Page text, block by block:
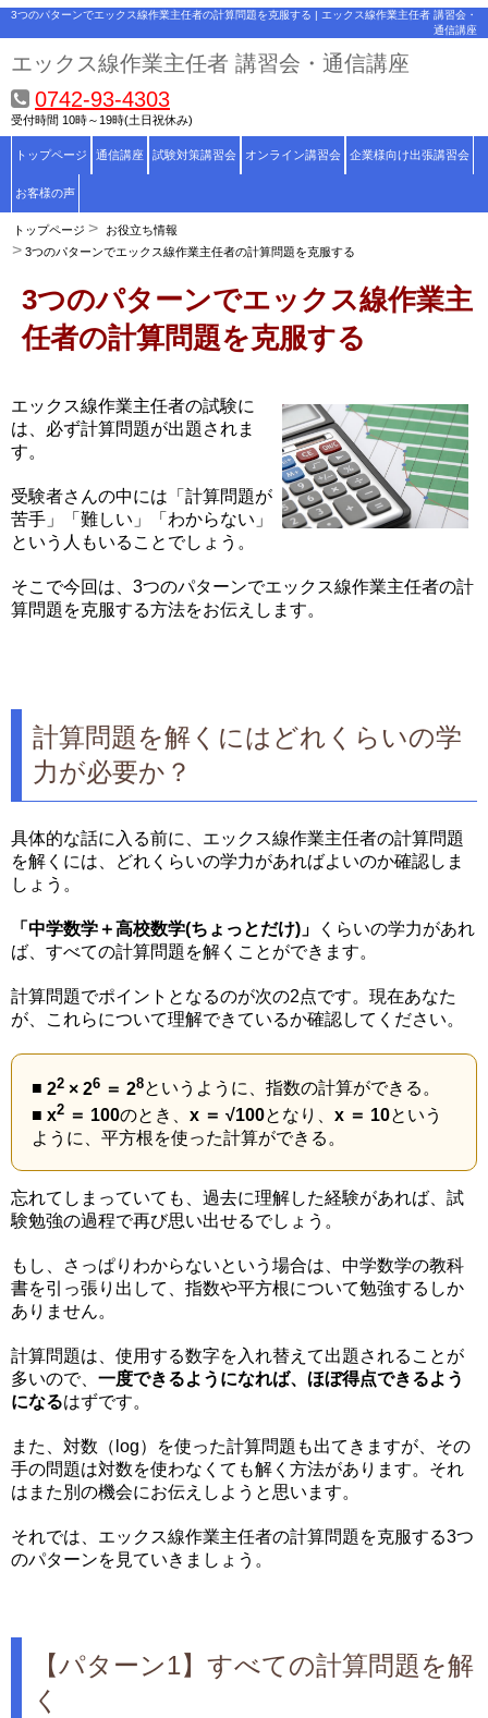
3つのパターンでエックス線作業主任者の計算問題を克服する | エックス線作業主任者 講習会・
通信講座
エックス線作業主任者 講習会・通信講座
0742-93-4303
受付時間 10時～19時(土日祝休み)
トップページ 通信講座 試験対策講習会 オンライン講習会 企業様向け出張講習会
お客様の声
トップページ
お役立ち情報
3つのパターンでエックス線作業主任者の計算問題を克服する
3つのパターンでエックス線作業主
任者の計算問題を克服する
エックス線作業主任者の試験に
は、必ず計算問題が出題されま
す。
受験者さんの中には「計算問題が
苦手」「難しい」「わからない」
という人もいることでしょう。
そこで今回は、3つのパターンでエックス線作業主任者の計
算問題を克服する方法をお伝えします。
計算問題を解くにはどれくらいの学
力が必要か？
具体的な話に入る前に、エックス線作業主任者の計算問題
を解くには、どれくらいの学力があればよいのか確認しま
しょう。
「中学数学＋高校数学(ちょっとだけ)」
くらいの学力があれ
ば、すべての計算問題を解くことができます。
計算問題でポイントとなるのが次の2点です。現在あなた
が、これらについて理解できているか確認してください。
■ 22 × 26 ＝ 28というように、指数の計算ができる。
■ x2 ＝ 100のとき、 x ＝ √100となり、 x ＝ 10という
ように、平方根を使った計算ができる。
忘れてしまっていても、過去に理解した経験があれば、試
験勉強の過程で再び思い出せるでしょう。
もし、さっぱりわからないという場合は、中学数学の教科
書を引っ張り出して、指数や平方根について勉強するしか
ありません。
計算問題は、使用する数字を入れ替えて出題されることが
多いので、 一度できるようになれば、ほぼ得点できるよう
になるはずです。
また、対数（log）を使った計算問題も出てきますが、その
手の問題は対数を使わなくても解く方法があります。それ
はまた別の機会にお伝えしようと思います。
それでは、エックス線作業主任者の計算問題を克服する3つ
のパターンを見ていきましょう。
【パターン1】すべての計算問題を解
く